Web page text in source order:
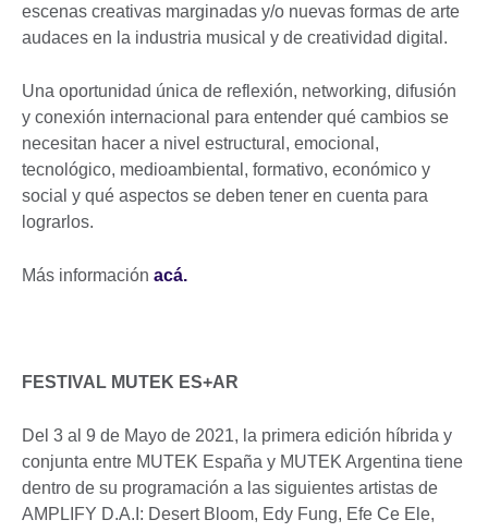
escenas creativas marginadas y/o nuevas formas de arte
audaces en la industria musical y de creatividad digital.
Una oportunidad única de reflexión, networking, difusión
y conexión internacional para entender qué cambios se
necesitan hacer a nivel estructural, emocional,
tecnológico, medioambiental, formativo, económico y
social y qué aspectos se deben tener en cuenta para
lograrlos.
Más información acá.
FESTIVAL MUTEK ES+AR
Del 3 al 9 de Mayo de 2021, la primera edición híbrida y
conjunta entre MUTEK España y MUTEK Argentina tiene
dentro de su programación a las siguientes artistas de
AMPLIFY D.A.I: Desert Bloom, Edy Fung, Efe Ce Ele,